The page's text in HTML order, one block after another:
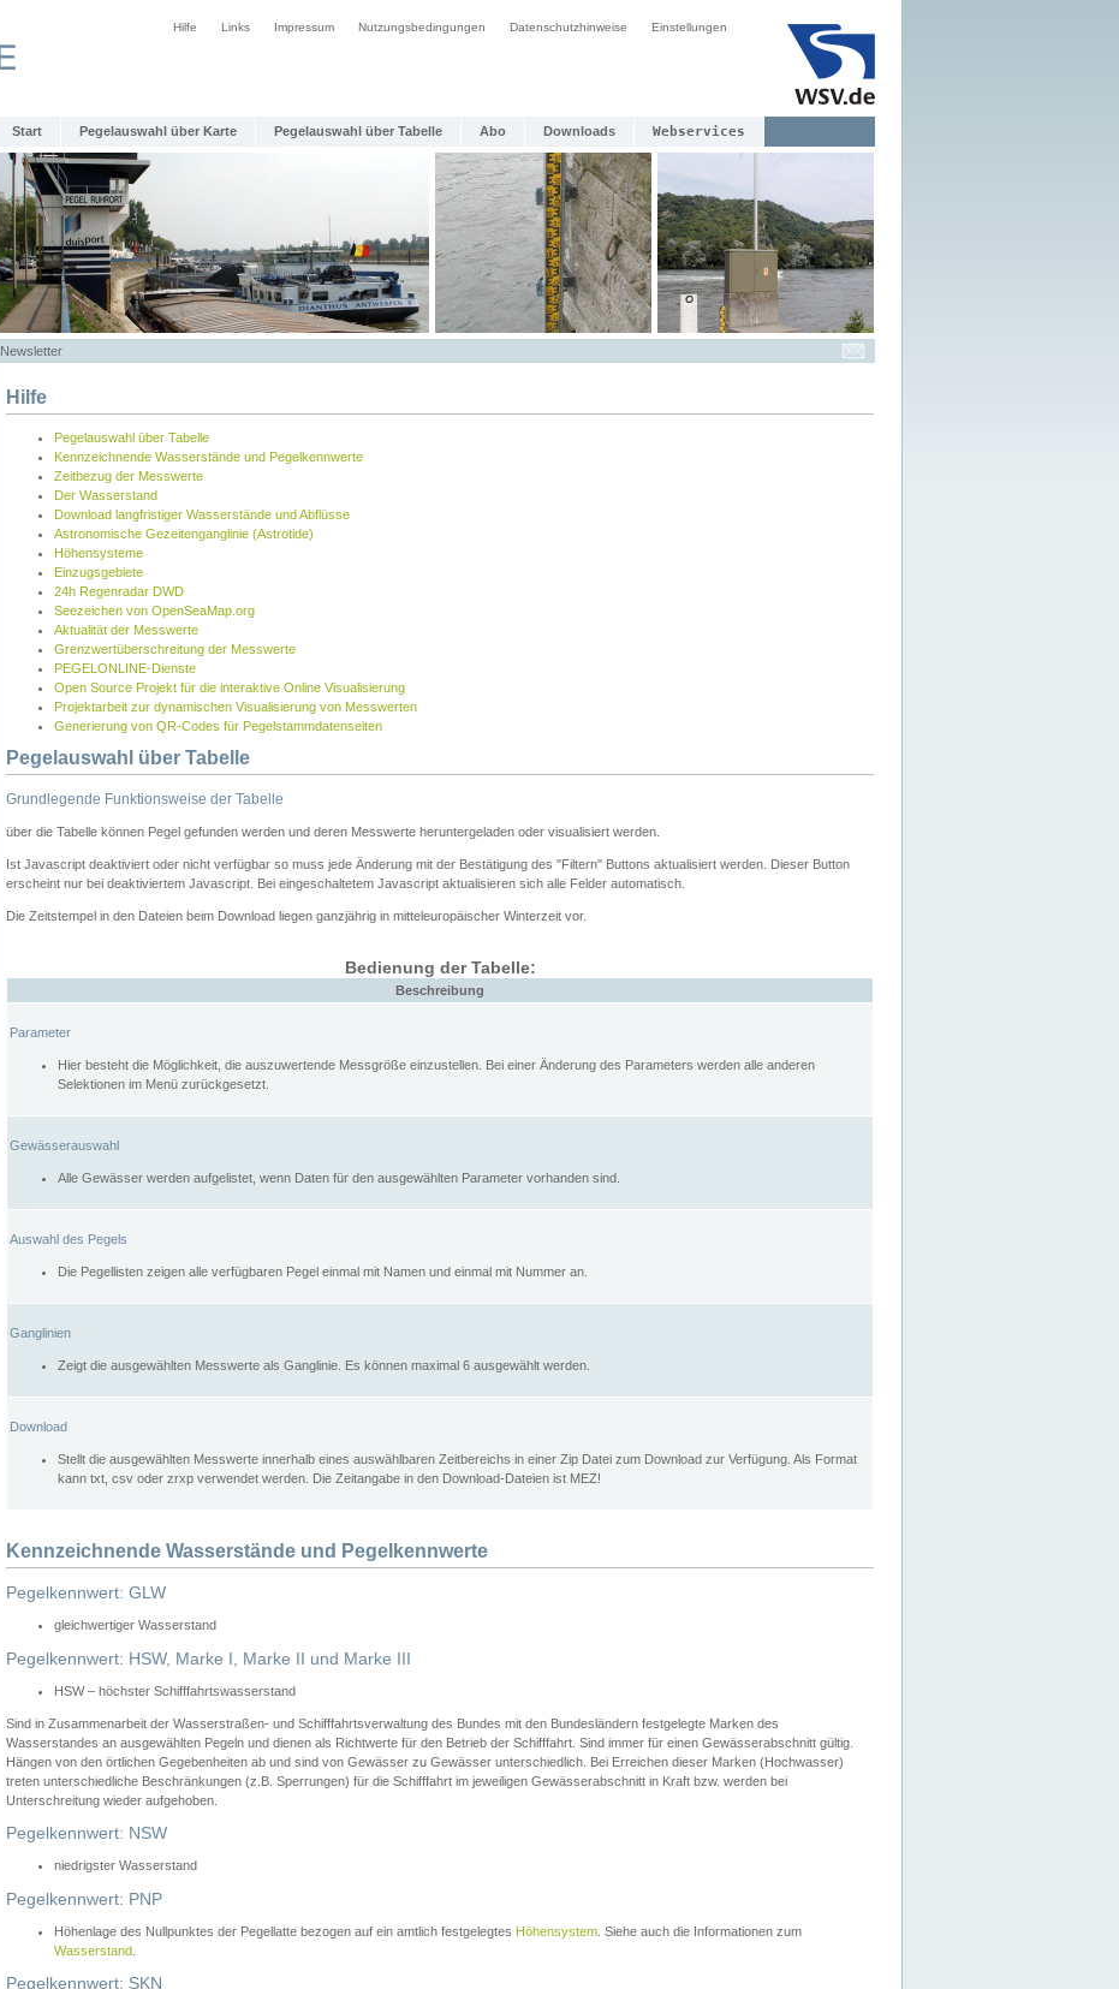
Hilfe Links Impressum Nutzungsbedingungen Datenschutzhinweise Einstellungen
Start Pegelauswahl über Karte Pegelauswahl über Tabelle Abo Downloads Webservices
Newsletter
Hilfe
Pegelauswahl über Tabelle
Kennzeichnende Wasserstände und Pegelkennwerte
Zeitbezug der Messwerte
Der Wasserstand
Download langfristiger Wasserstände und Abflüsse
Astronomische Gezeitenganglinie (Astrotide)
Höhensysteme
Einzugsgebiete
24h Regenradar DWD
Seezeichen von OpenSeaMap.org
Aktualität der Messwerte
Grenzwertüberschreitung der Messwerte
PEGELONLINE-Dienste
Open Source Projekt für die interaktive Online Visualisierung
Projektarbeit zur dynamischen Visualisierung von Messwerten
Generierung von QR-Codes für Pegelstammdatenseiten
Pegelauswahl über Tabelle
Grundlegende Funktionsweise der Tabelle
über die Tabelle können Pegel gefunden werden und deren Messwerte heruntergeladen oder visualisiert werden.
Ist Javascript deaktiviert oder nicht verfügbar so muss jede Änderung mit der Bestätigung des "Filtern" Buttons aktualisiert werden. Dieser Button
erscheint nur bei deaktiviertem Javascript. Bei eingeschaltetem Javascript aktualisieren sich alle Felder automatisch.
Die Zeitstempel in den Dateien beim Download liegen ganzjährig in mitteleuropäischer Winterzeit vor.
Bedienung der Tabelle:
Beschreibung
Parameter
Hier besteht die Möglichkeit, die auszuwertende Messgröße einzustellen. Bei einer Änderung des Parameters werden alle anderen
Selektionen im Menü zurückgesetzt.
Gewässerauswahl
Alle Gewässer werden aufgelistet, wenn Daten für den ausgewählten Parameter vorhanden sind.
Auswahl des Pegels
Die Pegellisten zeigen alle verfügbaren Pegel einmal mit Namen und einmal mit Nummer an.
Ganglinien
Zeigt die ausgewählten Messwerte als Ganglinie. Es können maximal 6 ausgewählt werden.
Download
Stellt die ausgewählten Messwerte innerhalb eines auswählbaren Zeitbereichs in einer Zip Datei zum Download zur Verfügung. Als Format
kann txt, csv oder zrxp verwendet werden. Die Zeitangabe in den Download-Dateien ist MEZ!
Kennzeichnende Wasserstände und Pegelkennwerte
Pegelkennwert: GLW
gleichwertiger Wasserstand
Pegelkennwert: HSW, Marke I, Marke II und Marke III
HSW – höchster Schifffahrtswasserstand
Sind in Zusammenarbeit der Wasserstraßen- und Schifffahrtsverwaltung des Bundes mit den Bundesländern festgelegte Marken des
Wasserstandes an ausgewählten Pegeln und dienen als Richtwerte für den Betrieb der Schifffahrt. Sind immer für einen Gewässerabschnitt gültig.
Hängen von den örtlichen Gegebenheiten ab und sind von Gewässer zu Gewässer unterschiedlich. Bei Erreichen dieser Marken (Hochwasser)
treten unterschiedliche Beschränkungen (z.B. Sperrungen) für die Schifffahrt im jeweiligen Gewässerabschnitt in Kraft bzw. werden bei
Unterschreitung wieder aufgehoben.
Pegelkennwert: NSW
niedrigster Wasserstand
Pegelkennwert: PNP
Höhenlage des Nullpunktes der Pegellatte bezogen auf ein amtlich festgelegtes Höhensystem . Siehe auch die Informationen zum
Wasserstand
Pegelkennwert: SKN